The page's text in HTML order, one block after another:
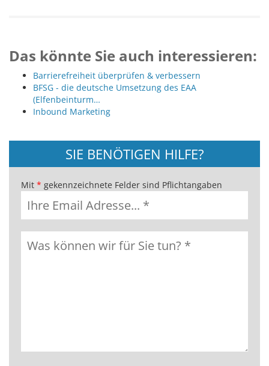
Das könnte Sie auch interessieren:
Barrierefreiheit überprüfen & verbessern
BFSG - die deutsche Umsetzung des EAA
(Elfenbeinturm…
Inbound Marketing
SIE BENÖTIGEN HILFE?
Mit * gekennzeichnete Felder sind Pflichtangaben